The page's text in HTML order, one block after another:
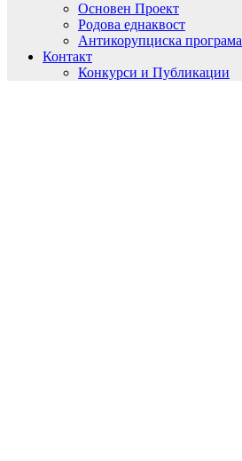
Основен Проект
Родова еднаквост
Антикорупциска програма
Контакт
Конкурси и Публикации